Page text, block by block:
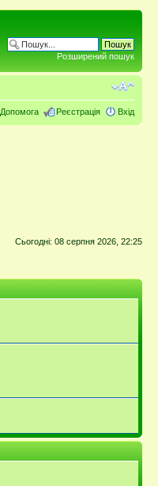
Розширений пошук
Допомога Реєстрація Вхід
Сьогодні: 08 серпня 2026, 22:25